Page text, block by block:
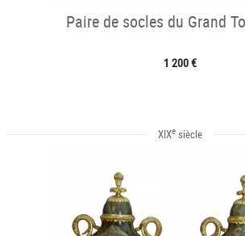
Paire de socles du Grand
1 200 €
XIXe siècle